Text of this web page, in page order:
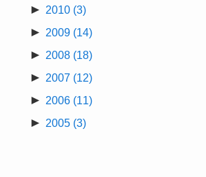
► 2010 (3)
► 2009 (14)
► 2008 (18)
► 2007 (12)
► 2006 (11)
► 2005 (3)